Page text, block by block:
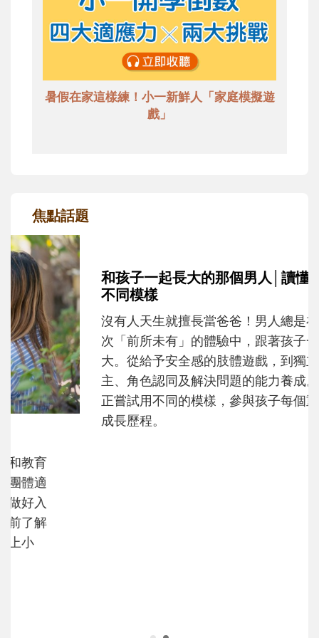
暑假在家這樣練！小一新鮮人「家庭模擬遊
戲」
焦點話題
和孩子一起長大的那個男人│讀懂父親的
不同模樣
沒有人天生就擅長當爸爸！男人總是在一次
次「前所未有」的體驗中，跟著孩子一起長
大。從給予安全感的肢體遊戲，到獨立自
主、角色認同及解決問題的能力養成。爸爸
正嘗試用不同的模樣，參與孩子每個重要的